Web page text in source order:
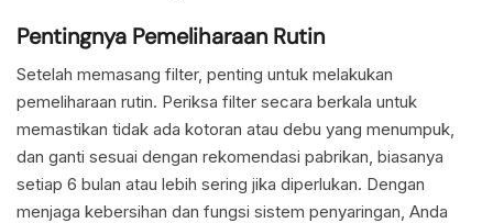
Pentingnya Pemeliharaan Rutin
Setelah memasang filter, penting untuk melakukan
pemeliharaan rutin. Periksa filter secara berkala untuk
memastikan tidak ada kotoran atau debu yang menumpuk,
dan ganti sesuai dengan rekomendasi pabrikan, biasanya
setiap 6 bulan atau lebih sering jika diperlukan. Dengan
menjaga kebersihan dan fungsi sistem penyaringan, Anda